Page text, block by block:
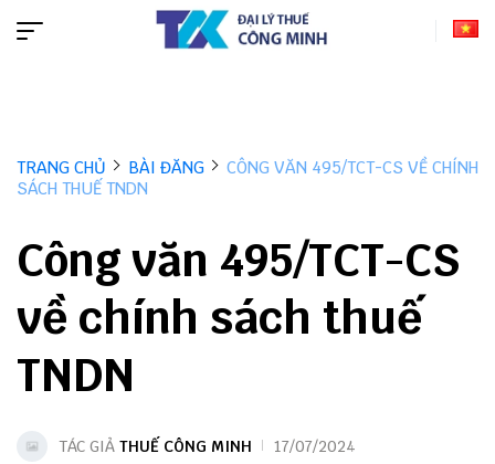
TRANG CHỦ BÀI ĐĂNG
CÔNG VĂN 495/TCT-CS VỀ CHÍNH
SÁCH THUẾ TNDN
Công văn 495/TCT-CS
về chính sách thuế
TNDN
TÁC GIẢ THUẾ CÔNG MINH 17/07/2024